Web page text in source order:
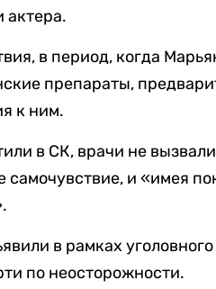
актера.
в период, когда
препараты,
к ним.
в СК, врачи не
самочувствие, и «имея
в рамках
по неосторожности.